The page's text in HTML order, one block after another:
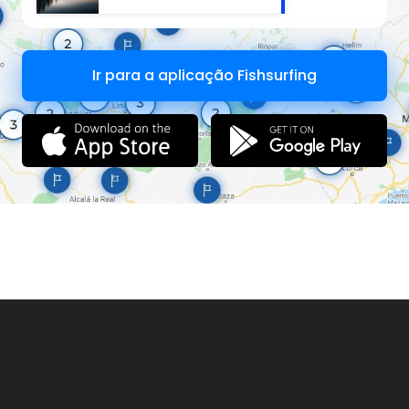
Rybník Velký Mastník nabízí možnost sportovního rybaření
metodou „chyť a pusť“ .
Rybník Malý Mastník má rozlohu 0,9ha. Na podzim roku
2024 byl kompletně vyloven a nově zarybněn.
Amur až 120cm
Jeseter, Candát, Okoun, Lín, Karas a neurčené množství bílé
ryby.
Rybník Malý Mastník nabízí možnost sportovního rybaření
metodou „chyť a pusť“ .
Od května roku 2025 nabízíme jedinečnou možnost
pronajmout si rybník Malý Mastník pouze pro sebe !
K dispozici je vám chytací molo u lovného místa s
karavanem a obytný vor, který bude spuštěn v květnu na
Ir para a aplicação Fishsurfing